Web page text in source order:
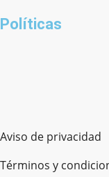
Políticas
Aviso de privacidad
Términos y